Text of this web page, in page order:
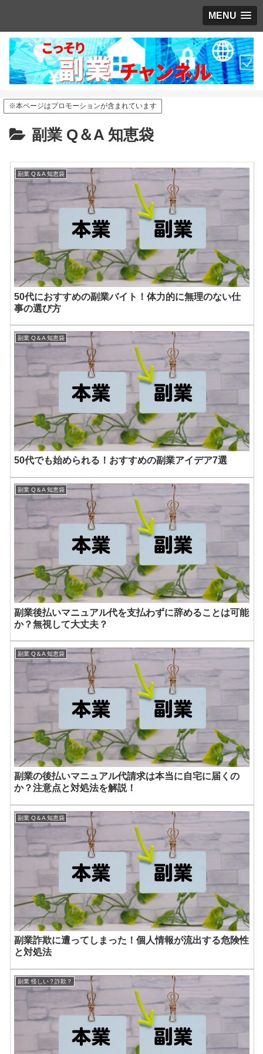
MENU
※本ページはプロモーションが含まれています
副業 Q＆A 知恵袋
副業 Q＆A 知恵袋
50代におすすめの副業バイト！体力的に無理のない仕
事の選び方
副業 Q＆A 知恵袋
50代でも始められる！おすすめの副業アイデア7選
副業 Q＆A 知恵袋
副業後払いマニュアル代を支払わずに辞めることは可能
か？無視して大丈夫？
副業 Q＆A 知恵袋
副業の後払いマニュアル代請求は本当に自宅に届くの
か？注意点と対処法を解説！
副業 Q＆A 知恵袋
副業詐欺に遭ってしまった！個人情報が流出する危険性
と対処法
副業 怪しい？詐欺？